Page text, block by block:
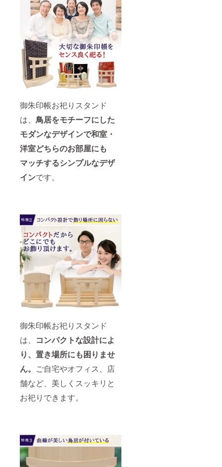
御朱印帳お祀りスタンド
は、 鳥居をモチーフにした
モダンなデザインで和室・
洋室どちらのお部屋にも
マッチするシンプルなデザ
インです。
御朱印帳お祀りスタンド
は、 コンパクトな設計によ
り、 置き場所にも困りませ
ん。 ご自宅やオフィス、店
舗など、美しくスッキリと
お祀りできます。